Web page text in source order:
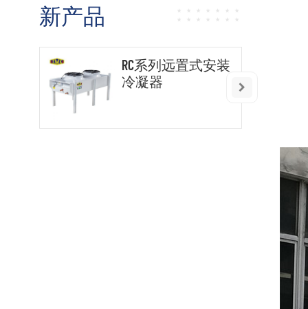
新产品
RC系列远置式安装
冷凝器